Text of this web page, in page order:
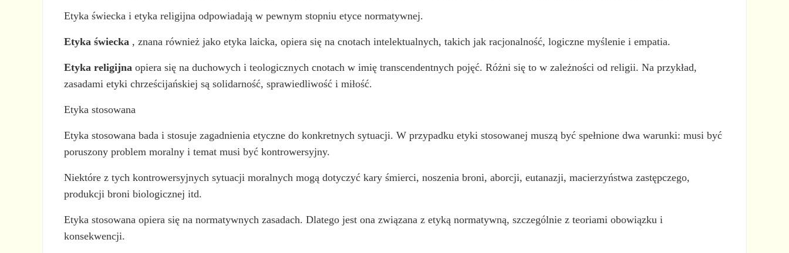
Etyka świecka i etyka religijna odpowiadają w pewnym stopniu etyce normatywnej.
Etyka świecka , znana również jako etyka laicka, opiera się na cnotach intelektualnych, takich jak racjonalność, logiczne myślenie i empatia.
Etyka religijna opiera się na duchowych i teologicznych cnotach w imię transcendentnych pojęć. Różni się to w zależności od religii. Na przykład,
zasadami etyki chrześcijańskiej są solidarność, sprawiedliwość i miłość.
Etyka stosowana
Etyka stosowana bada i stosuje zagadnienia etyczne do konkretnych sytuacji. W przypadku etyki stosowanej muszą być spełnione dwa warunki: musi być
poruszony problem moralny i temat musi być kontrowersyjny.
Niektóre z tych kontrowersyjnych sytuacji moralnych mogą dotyczyć kary śmierci, noszenia broni, aborcji, eutanazji, macierzyństwa zastępczego,
produkcji broni biologicznej itd.
Etyka stosowana opiera się na normatywnych zasadach. Dlatego jest ona związana z etyką normatywną, szczególnie z teoriami obowiązku i
konsekwencji.